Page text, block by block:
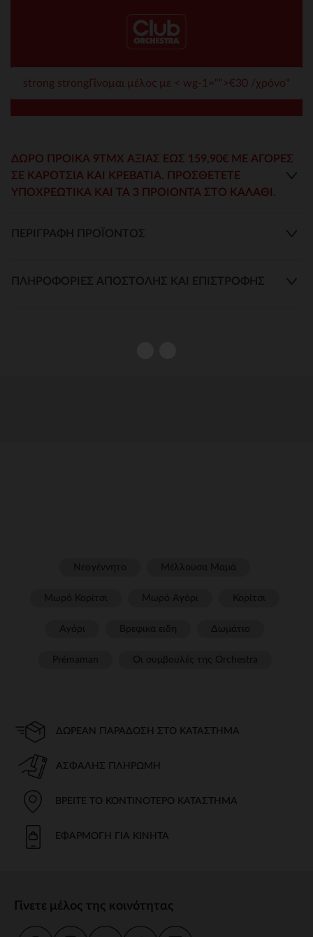
strong strongΓίνομαι μέλος με < wg-1="">€30 /χρόνο*
ΔΏΡΟ ΠΡΟΊΚΑ 9ΤΜΧ ΑΞΊΑΣ ΈΩΣ 159,90€ ΜΕ ΑΓΟΡΕΣ
ΣΕ ΚΑΡΌΤΣΙΑ ΚΑΙ ΚΡΕΒΆΤΙΑ. ΠΡΟΣΘΈΤΕΤΕ
ΥΠΟΧΡΕΩΤΙΚΆ ΚΑΙ ΤΑ 3 ΠΡΟΙΌΝΤΑ ΣΤΟ ΚΑΛΆΘΙ.
ΠΕΡΙΓΡΑΦΉ ΠΡΟΪΌΝΤΟΣ
ΠΛΗΡΟΦΟΡΊΕΣ ΑΠΟΣΤΟΛΉΣ ΚΑΙ ΕΠΙΣΤΡΟΦΉΣ
ΔΩΡΕΆΝ ΠΑΡΆΔΟΣΗ ΣΤΟ ΚΑΤΆΣΤΗΜΑ
ΑΣΦΑΛΉΣ ΠΛΗΡΩΜΉ
ΒΡΕΊΤΕ ΤΟ ΚΟΝΤΙΝΌΤΕΡΟ ΚΑΤΆΣΤΗΜΑ
ΕΦΑΡΜΟΓΉ ΓΙΑ ΚΙΝΗΤΆ
Γίνετε μέλος της κοινότητας